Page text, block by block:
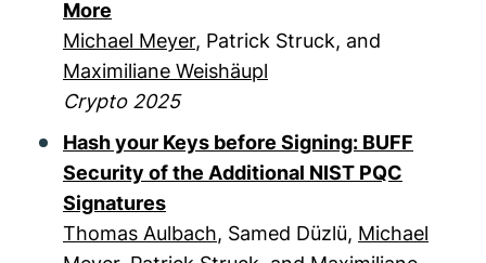
More
Michael Meyer, Patrick Struck, and
Maximiliane Weishäupl
Crypto 2025
Hash your Keys before Signing: BUFF
Security of the Additional NIST PQC
Signatures
Thomas Aulbach, Samed Düzlü, Michael